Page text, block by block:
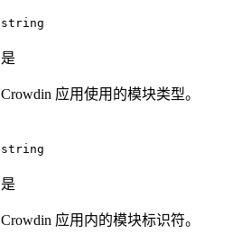
string
是
Crowdin 应用使用的模块类型。
string
是
Crowdin 应用内的模块标识符。